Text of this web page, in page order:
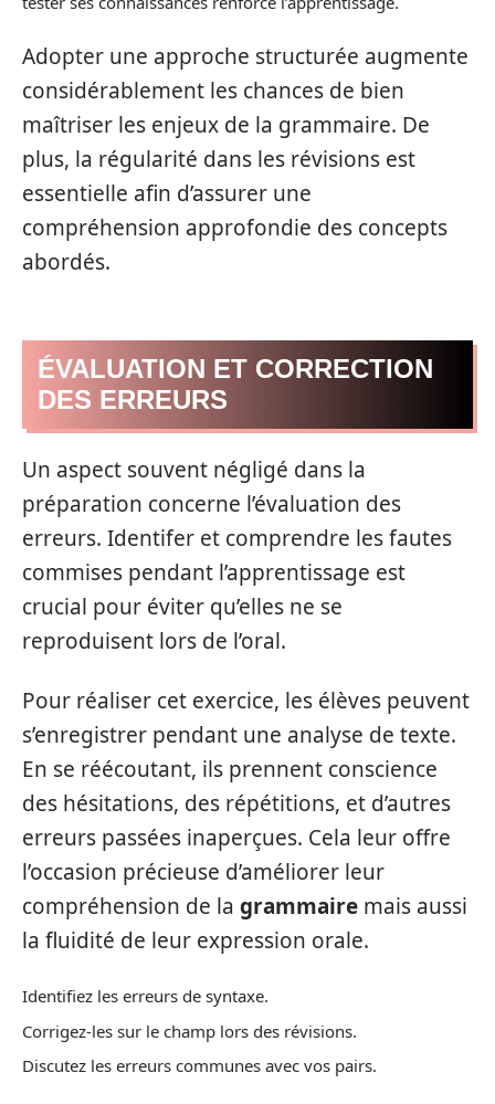
Adopter une approche structurée augmente
considérablement les chances de bien
maîtriser les enjeux de la grammaire. De
plus, la régularité dans les révisions est
essentielle afin d’assurer une
compréhension approfondie des concepts
abordés.
ÉVALUATION ET CORRECTION
DES ERREURS
Un aspect souvent négligé dans la
préparation concerne l’évaluation des
erreurs. Identifer et comprendre les fautes
commises pendant l’apprentissage est
crucial pour éviter qu’elles ne se
reproduisent lors de l’oral.
Pour réaliser cet exercice, les élèves peuvent
s’enregistrer pendant une analyse de texte.
En se réécoutant, ils prennent conscience
des hésitations, des répétitions, et d’autres
erreurs passées inaperçues. Cela leur offre
l’occasion précieuse d’améliorer leur
compréhension de la grammaire mais aussi
la fluidité de leur expression orale.
Identifiez les erreurs de syntaxe.
Corrigez-les sur le champ lors des révisions.
Discutez les erreurs communes avec vos pairs.